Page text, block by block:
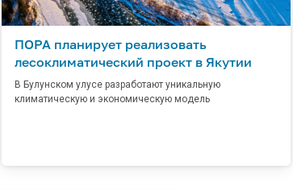
ПОРА планирует реализовать
лесоклиматический проект в Якутии
В Булунском улусе разработают уникальную
климатическую и экономическую модель